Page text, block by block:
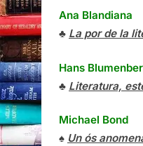
Ana Blandiana
♣ La por de la
Hans
♣ Literatura,
Michael Bond
♠ Un ós